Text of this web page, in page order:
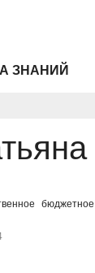
ЗНАНИЙ